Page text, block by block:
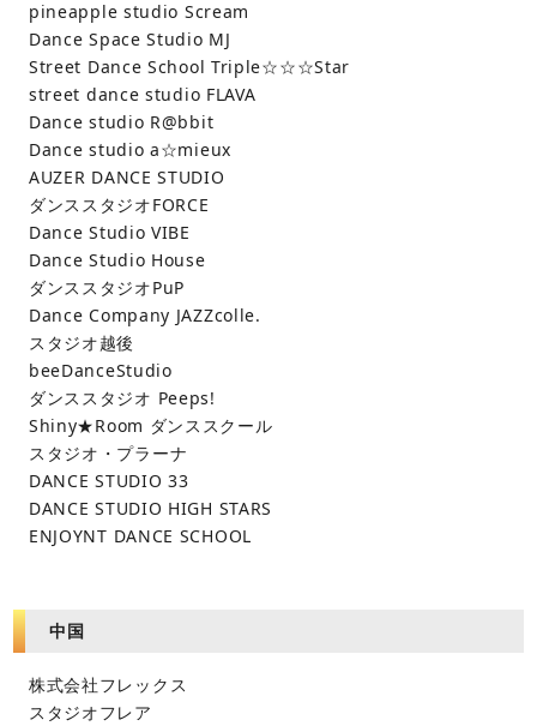
pineapple studio Scream
Dance Space Studio MJ
Street Dance School Triple☆☆☆Star
street dance studio FLAVA
Dance studio R@bbit
Dance studio a☆mieux
AUZER DANCE STUDIO
ダンススタジオFORCE
Dance Studio VIBE
Dance Studio House
ダンススタジオPuP
Dance Company JAZZcolle.
スタジオ越後
beeDanceStudio
ダンススタジオ Peeps!
Shiny★Room ダンススクール
スタジオ・プラーナ
DANCE STUDIO 33
DANCE STUDIO HIGH STARS
ENJOYNT DANCE SCHOOL
中国
株式会社フレックス
スタジオフレア